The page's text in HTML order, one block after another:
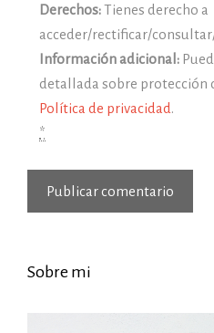
Derechos:Tienes derecho a
acceder/rectificar/
Información adicional:
detallada sobre protección
Política de privacidad .
*
Sobre mi